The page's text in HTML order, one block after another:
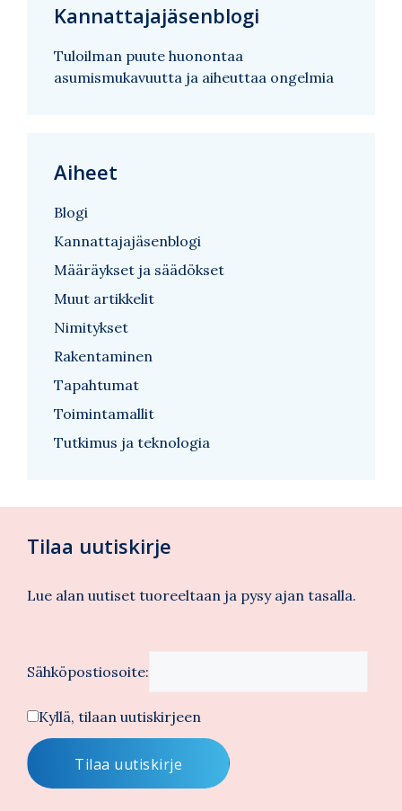
Kannattajajäsenblogi
Tuloilman puute huonontaa
asumismukavuutta ja aiheuttaa ongelmia
Aiheet
Blogi
Kannattajajäsenblogi
Määräykset ja säädökset
Muut artikkelit
Nimitykset
Rakentaminen
Tapahtumat
Toimintamallit
Tutkimus ja teknologia
Tilaa uutiskirje
Lue alan uutiset tuoreeltaan ja pysy ajan tasalla.
Sähköpostiosoite:
Kyllä, tilaan uutiskirjeen